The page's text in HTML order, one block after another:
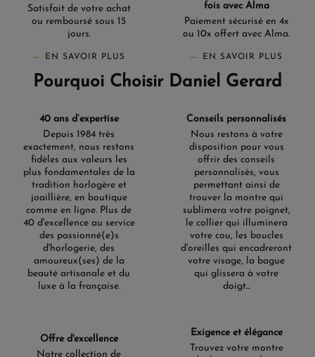
Satisfait de votre achat
ou remboursé sous 15
jours.
EN SAVOIR PLUS
fois avec Alma
Paiement sécurisé en 4x
ou 10x offert avec Alma.
EN SAVOIR PLUS
Pourquoi Choisir Daniel Gerard
40 ans d’expertise
Depuis 1984 très
exactement, nous restons
fidèles aux valeurs les
plus fondamentales de la
tradition horlogère et
joaillière, en boutique
comme en ligne. Plus de
40 d'excellence au service
des passionné(e)s
d'horlogerie, des
amoureux(ses) de la
beauté artisanale et du
luxe à la française.
Conseils personnalisés
Nous restons à votre
disposition pour vous
offrir des conseils
personnalisés, vous
permettant ainsi de
trouver la montre qui
sublimera votre poignet,
le collier qui illuminera
votre cou, les boucles
d'oreilles qui encadreront
votre visage, la bague
qui glissera à votre
doigt...
Offre d'excellence
Notre collection de
Exigence et élégance
Trouvez votre montre